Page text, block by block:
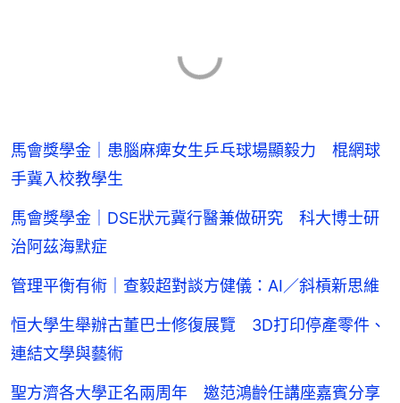
馬會獎學金｜患腦麻痺女生乒乓球場顯毅力 棍網球
手冀入校教學生
馬會獎學金｜DSE狀元冀行醫兼做研究 科大博士研
治阿茲海默症
管理平衡有術｜查毅超對談方健儀：AI／斜槓新思維
恒大學生舉辦古董巴士修復展覽 3D打印停產零件、
連結文學與藝術
聖方濟各大學正名兩周年 邀范鴻齡任講座嘉賓分享